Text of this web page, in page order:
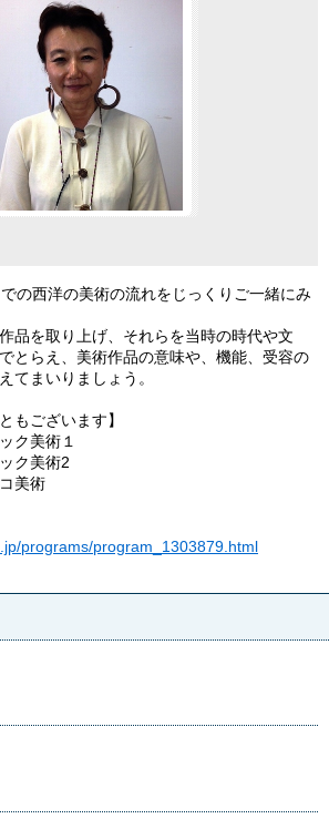
の西洋の美術の流れをじっくりご一緒にみ
品を取り上げ、それらを当時の時代や文
とらえ、美術作品の意味や、機能、受容の
てまいりましょう。
もございます】
ク美術１
ク美術2
美術
programs/program_1303879.html